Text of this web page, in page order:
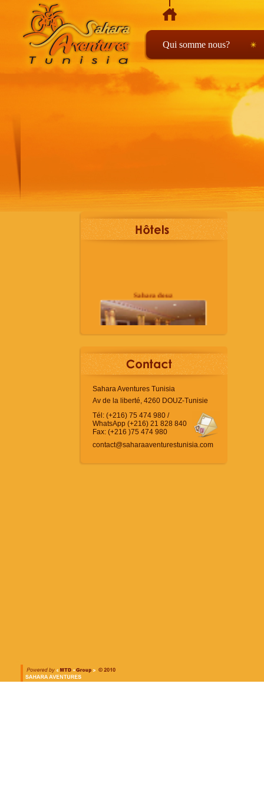
Qui somme nous?
Sahara douz
Sahara Aventures Tunisia
Av de la liberté, 4260 DOUZ-Tunisie
Tél: (+216) 75 474 980 /
WhatsApp (+216) 21 828 840
Fax: (+216 )75 474 980
contact@saharaaventurestunisia.com